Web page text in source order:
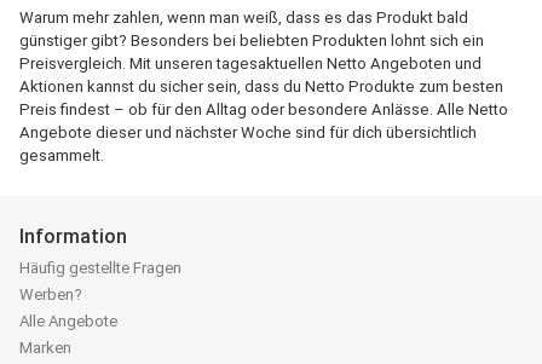
Warum mehr zahlen, wenn man weiß, dass es das Produkt bald
günstiger gibt? Besonders bei beliebten Produkten lohnt sich ein
Preisvergleich. Mit unseren tagesaktuellen Netto Angeboten und
Aktionen kannst du sicher sein, dass du Netto Produkte zum besten
Preis findest – ob für den Alltag oder besondere Anlässe. Alle Netto
Angebote dieser und nächster Woche sind für dich übersichtlich
gesammelt.
Information
Häufig gestellte Fragen
Werben?
Alle Angebote
Marken